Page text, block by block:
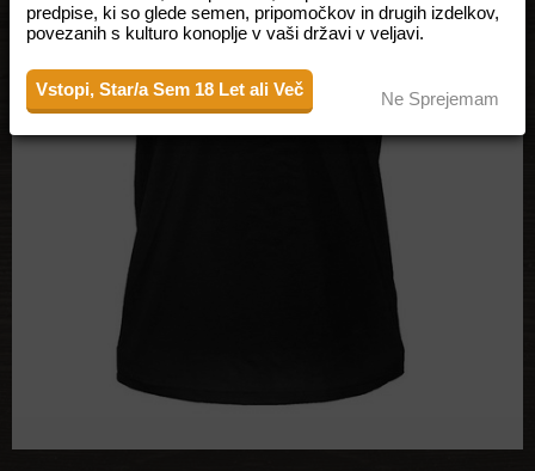
predpise, ki so glede semen, pripomočkov in drugih izdelkov,
povezanih s kulturo konoplje v vaši državi v veljavi.
Vstopi, Star/a Sem 18 Let ali Več Ne Sprejemam